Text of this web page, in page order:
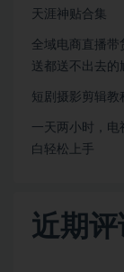
天涯神贴合集
全域电商直播带
送都送不出去的
短剧摄影剪辑教
一天两小时，
白轻松上手
近期评